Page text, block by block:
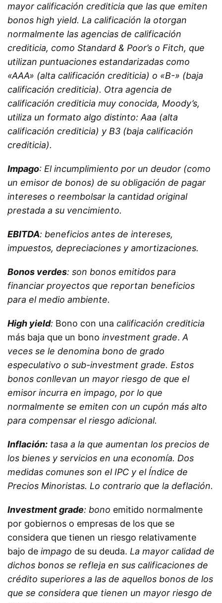
mayor calificación crediticia que las que emiten
bonos high yield. La calificación la otorgan
normalmente las agencias de calificación
crediticia, como Standard & Poor’s o Fitch, que
utilizan puntuaciones estandarizadas como
«AAA» (alta calificación crediticia) o «B-» (baja
calificación crediticia). Otra agencia de
calificación crediticia muy conocida, Moody’s,
utiliza un formato algo distinto: Aaa (alta
calificación crediticia) y B3 (baja calificación
crediticia).
Impago: El incumplimiento por un deudor (como
un emisor de bonos) de su obligación de pagar
intereses o reembolsar la cantidad original
prestada a su vencimiento.
EBITDA: beneficios antes de intereses,
impuestos, depreciaciones y amortizaciones.
Bonos verdes: son bonos emitidos para
financiar proyectos que reportan beneficios
para el medio ambiente.
High yield: Bono con una calificación crediticia
más baja que un bono investment grade. A
veces se le denomina bono de grado
especulativo o sub-investment grade. Estos
bonos conllevan un mayor riesgo de que el
emisor incurra en impago, por lo que
normalmente se emiten con un cupón más alto
para compensar el riesgo adicional.
Inflación: tasa a la que aumentan los precios de
los bienes y servicios en una economía. Dos
medidas comunes son el IPC y el Índice de
Precios Minoristas. Lo contrario que la deflación.
Investment grade: bono emitido normalmente
por gobiernos o empresas de los que se
considera que tienen un riesgo relativamente
bajo de impago de su deuda. La mayor calidad de
dichos bonos se refleja en sus calificaciones de
crédito superiores a las de aquellos bonos de los
que se considera que tienen un mayor riesgo de